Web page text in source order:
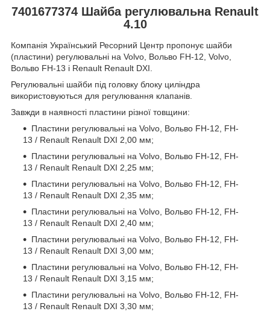
7401677374 Шайба регулювальна Renault
4.10
Компанія Український Ресорний Центр пропонує шайби
(пластини) регулювальні на Volvo, Вольво FH-12, Volvo,
Вольво FH-13 і Renault Renault DXI.
Регулювальні шайби під головку блоку циліндра
використовуються для регулювання клапанів.
Завжди в наявності пластини різної товщини:
Пластини регулювальні на Volvo, Вольво FH-12, FH-
13 / Renault Renault DXI 2,00 мм;
Пластини регулювальні на Volvo, Вольво FH-12, FH-
13 / Renault Renault DXI 2,25 мм;
Пластини регулювальні на Volvo, Вольво FH-12, FH-
13 / Renault Renault DXI 2,35 мм;
Пластини регулювальні на Volvo, Вольво FH-12, FH-
13 / Renault Renault DXI 2,40 мм;
Пластини регулювальні на Volvo, Вольво FH-12, FH-
13 / Renault Renault DXI 3,00 мм;
Пластини регулювальні на Volvo, Вольво FH-12, FH-
13 / Renault Renault DXI 3,15 мм;
Пластини регулювальні на Volvo, Вольво FH-12, FH-
13 / Renault Renault DXI 3,30 мм;